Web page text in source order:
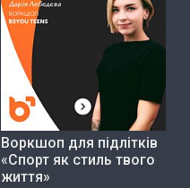
Воркшоп для підлітків
«Спорт як стиль твого
життя»